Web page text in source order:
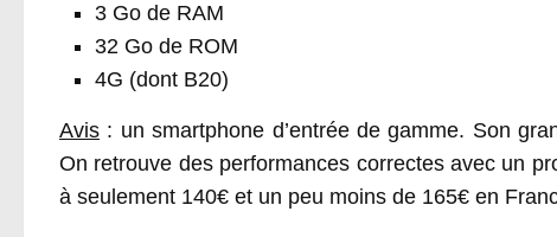
3 Go de RAM
32 Go de ROM
4G (dont B20)
Avis : un smartphone d’entrée de gamme. Son
On retrouve des performances correctes avec un
à seulement 140€ et un peu moins de 165€ en